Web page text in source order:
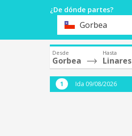
¿De dónde partes?
OrigenGorbea
Desde
Gorbea
Hasta
Linares
Ida 09/08/2026